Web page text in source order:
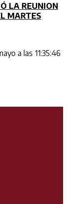
LA REUNION
MARTES
a las 11:35:46